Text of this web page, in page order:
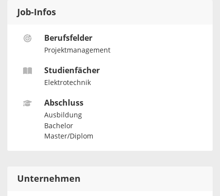
Job-Infos
Berufsfelder
Projektmanagement
Studienfächer
Elektrotechnik
Abschluss
Ausbildung
Bachelor
Master/Diplom
Unternehmen